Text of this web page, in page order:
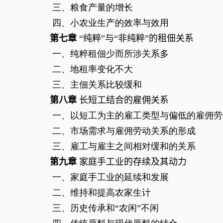
三、粮食产量的增长
四、小农业生产的效率与效用
第七章 “纯粹”与“非纯粹”的租佃关系
一、纯粹租佃少而所涉关系多
二、地租率变化不大
三、主佃关系比较缓和
第八章 长短工结合的雇佣关系
一、以短工为主的雇工类型与偏低的雇佣
二、市场需求与雇佣劳动关系的形成
三、雇工与雇主之间相对缓和的关系
第九章 家庭手工业的存续及其动力
一、家庭手工业的延续和发展
二、维持和提高农家生计
三、历史传承和“农闲”不闲